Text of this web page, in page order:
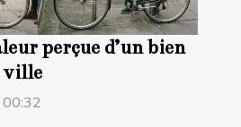
perçue d’un bien
ville